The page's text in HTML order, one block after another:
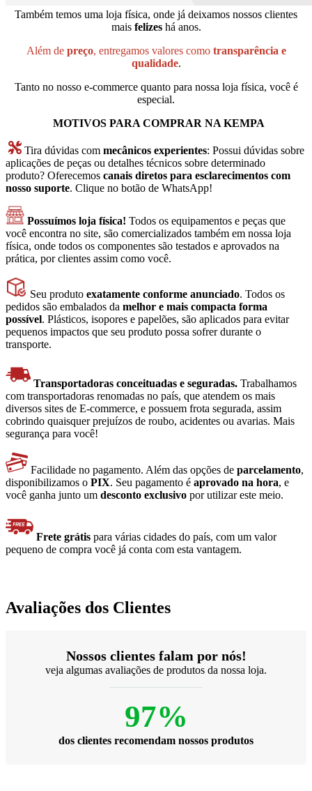
Também temos uma loja física, onde já deixamos nossos clientes
mais felizeshá anos.
Além de preço, entregamos valores como transparência e
qualidade.
Tanto no nosso e-commerce quanto para nossa loja física, você é
especial.
MOTIVOS PARA COMPRAR NA KEMPA
Tira dúvidas com mecânicos experientes: Possui dúvidas sobre
aplicações de peças ou detalhes técnicos sobre determinado
produto? Oferecemos canais diretos para esclarecimentos com
nosso suporte. Clique no botão de WhatsApp!
Possuímos loja física! Todos os equipamentos e peças que
você encontra no site, são comercializados também em nossa loja
física, onde todos os componentes são testados e aprovados na
prática, por clientes assim como você.
Seu produto exatamente conforme anunciado. Todos os
pedidos são embalados da melhor e mais compacta forma
possível. Plásticos, isopores e papelões, são aplicados para evitar
pequenos impactos que seu produto possa sofrer durante o
transporte.
Transportadoras conceituadas e seguradas. Trabalhamos
com transportadoras renomadas no país, que atendem os mais
diversos sites de E-commerce, e possuem frota segurada, assim
cobrindo quaisquer prejuízos de roubo, acidentes ou avarias. Mais
segurança para você!
Facilidade no pagamento. Além das opções de parcelamento,
disponibilizamos o PIX. Seu pagamento é aprovado na hora, e
você ganha junto um desconto exclusivo por utilizar este meio.
Frete grátis para várias cidades do país, com um valor
pequeno de compra você já conta com esta vantagem.
Avaliações dos Clientes
Nossos clientes falam por nós!
veja algumas avaliações de produtos da nossa loja.
97%
dos clientes recomendam nossos produtos